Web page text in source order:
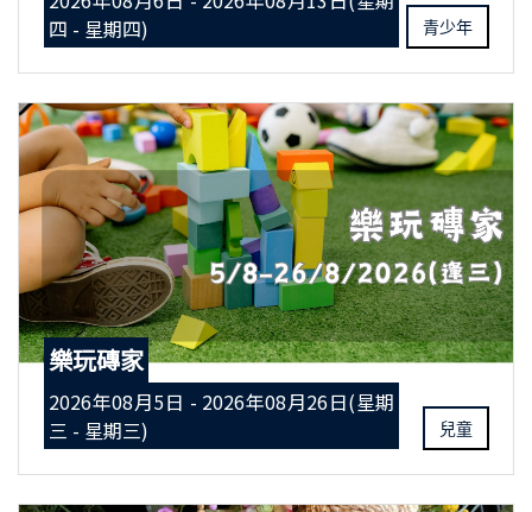
四 - 星期四)
青少年
樂玩磚家
2026年08月5日 - 2026年08月26日(星期
三 - 星期三)
兒童